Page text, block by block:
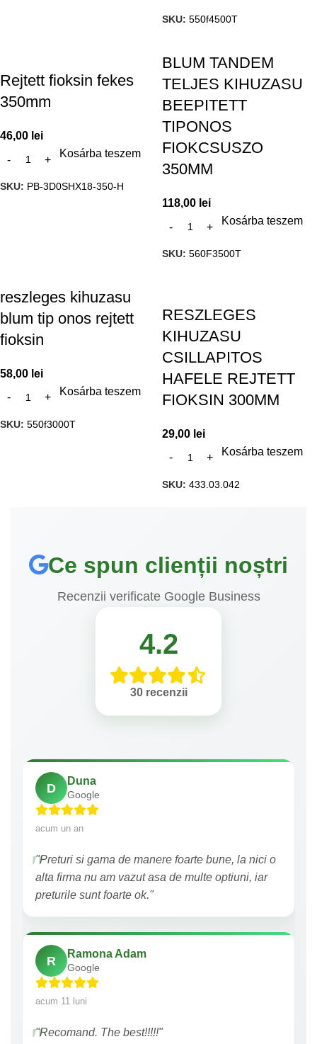
SKU: 550f4500T
Rejtett fioksin fekes
350mm
46,00 lei
Kosárba teszem
SKU: PB-3D0SHX18-350-H
BLUM TANDEM
TELJES KIHUZASU
BEEPITETT
TIPONOS
FIOKCSUSZO
350MM
118,00 lei
Kosárba teszem
SKU: 560F3500T
reszleges kihuzasu
blum tip onos rejtett
fioksin
58,00 lei
Kosárba teszem
SKU: 550f3000T
RESZLEGES
KIHUZASU
CSILLAPITOS
HAFELE REJTETT
FIOKSIN 300MM
29,00 lei
Kosárba teszem
SKU: 433.03.042
Ce spun clienții noștri
Recenzii verificate Google Business
4.2
30 recenzii
D
Duna
Google
acum un an
"Preturi si gama de manere foarte bune, la nici o
alta firma nu am vazut asa de multe optiuni, iar
preturile sunt foarte ok."
R
Ramona Adam
Google
acum 11 luni
"Recomand. The best!!!!!"